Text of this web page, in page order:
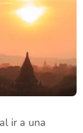
ir a una